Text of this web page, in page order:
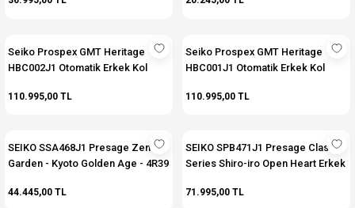
Erkek Kol Saati
Seiko Prospex GMT Heritage
HBC002J1 Otomatik Erkek Kol
Heritage HBC002J1 Otomatik Saati
110.995,00 TL
Seiko Prospex GMT Heritage
HBC001J1 Otomatik Erkek Kol
Heritage HBC001J1 Otomatik Saati
110.995,00 TL
SEIKO SSA468J1 Presage Zen
Garden - Kyoto Golden Age - 4R39
44.445,00 TL
SEIKO SPB471J1 Presage Classic
Series Shiro-iro Open Heart Erkek
71.995,00 TL